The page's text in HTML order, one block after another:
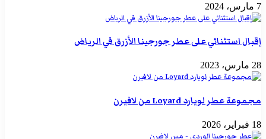
7 مارس، 2024
إقبال استثنائي على عطر جورجينا الأزرق في الرياض
28 مارس، 2023
مجموعة عطر لويارد Loyard من لافيرن
18 فبراير، 2026